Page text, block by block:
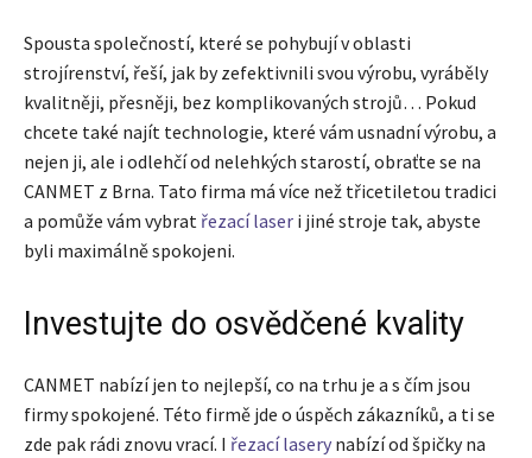
Spousta společností, které se pohybují v oblasti
strojírenství, řeší, jak by zefektivnili svou výrobu, vyráběly
kvalitněji, přesněji, bez komplikovaných strojů… Pokud
chcete také najít technologie, které vám usnadní výrobu, a
nejen ji, ale i odlehčí od nelehkých starostí, obraťte se na
CANMET z Brna. Tato firma má více než třicetiletou tradici
a pomůže vám vybrat řezací laser i jiné stroje tak, abyste
byli maximálně spokojeni.
Investujte do osvědčené kvality
CANMET nabízí jen to nejlepší, co na trhu je a s čím jsou
firmy spokojené. Této firmě jde o úspěch zákazníků, a ti se
zde pak rádi znovu vrací. I řezací lasery nabízí od špičky na